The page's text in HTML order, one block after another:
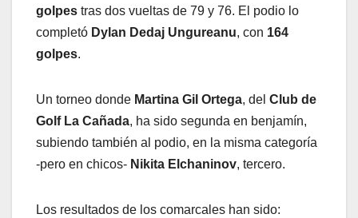
golpes tras dos vueltas de 79 y 76. El podio lo
completó Dylan Dedaj Ungureanu, con 164
golpes.
Un torneo donde Martina Gil Ortega, del Club de
Golf La Cañada, ha sido segunda en benjamín,
subiendo también al podio, en la misma categoría
-pero en chicos- Nikita Elchaninov, tercero.
Los resultados de los comarcales han sido: